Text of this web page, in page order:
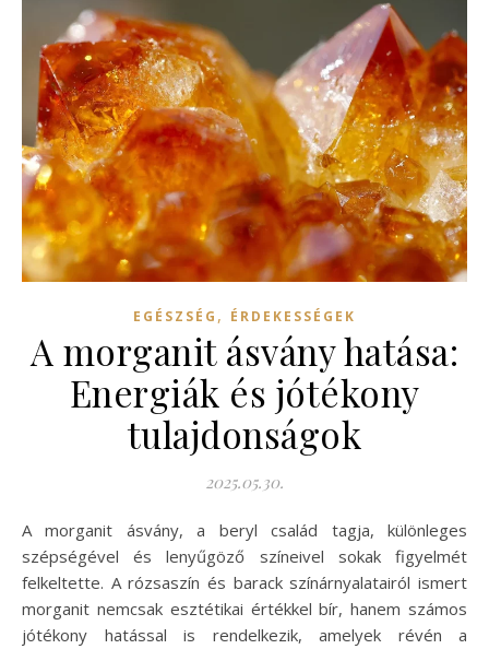
EGÉSZSÉG , ÉRDEKESSÉGEK
A morganit ásvány hatása:
Energiák és jótékony
tulajdonságok
2025.05.30.
A morganit ásvány, a beryl család tagja, különleges
szépségével és lenyűgöző színeivel sokak figyelmét
felkeltette. A rózsaszín és barack színárnyalatairól ismert
morganit nemcsak esztétikai értékkel bír, hanem számos
jótékony hatással is rendelkezik, amelyek révén a